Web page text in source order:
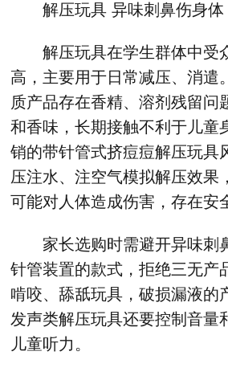
解压玩具 异味刺鼻伤身
解压玩具在学生群体中受
高，主要用于日常减压、消遣
质产品存在香精、溶剂残留问
和香味，长期接触不利于儿童
销的带针管式挤痘痘解压玩具
压注水、注空气模拟解压效果
可能对人体造成伤害，存在安
家长选购时需避开异味刺
针管装置的款式，拒绝三无产
啃咬、舔舐玩具，破损漏液的
发声类解压玩具还要控制音量
儿童听力。